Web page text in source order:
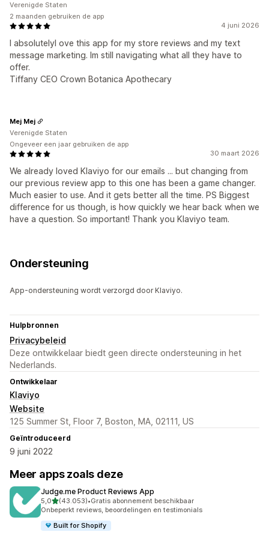
4 juni 2026
I absolutelyl ove this app for my store reviews and my text
message marketing. Im still navigating what all they have to
offer.
Tiffany CEO Crown Botanica Apothecary
Verenigde Staten
2 maanden gebruiken de app
30 maart 2026
We already loved Klaviyo for our emails ... but changing from
our previous review app to this one has been a game changer.
Much easier to use. And it gets better all the time. PS Biggest
difference for us though, is how quickly we hear back when we
have a question. So important! Thank you Klaviyo team.
Mej Mej
Verenigde Staten
Ongeveer een jaar gebruiken de app
Ondersteuning
App-ondersteuning wordt verzorgd door Klaviyo.
Hulpbronnen
Privacybeleid
Deze ontwikkelaar biedt geen directe ondersteuning in het
Nederlands.
Ontwikkelaar
Klaviyo
Website
125 Summer St, Floor 7, Boston, MA, 02111, US
Geïntroduceerd
9 juni 2022
Meer apps zoals deze
Judge.me Product Reviews App
5,0van 5 sterren
(43.053)
43053 recensies in totaal
•Gratis abonnement beschikbaar
Onbeperkt reviews, beoordelingen en testimonials
Built for Shopify